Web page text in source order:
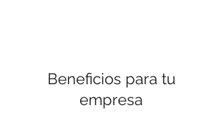
Beneficios para tu
empresa